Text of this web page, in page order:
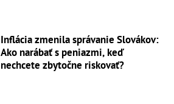
Inflácia zmenila správanie Slovákov:
Ako narábať s peniazmi, keď
nechcete zbytočne riskovať?